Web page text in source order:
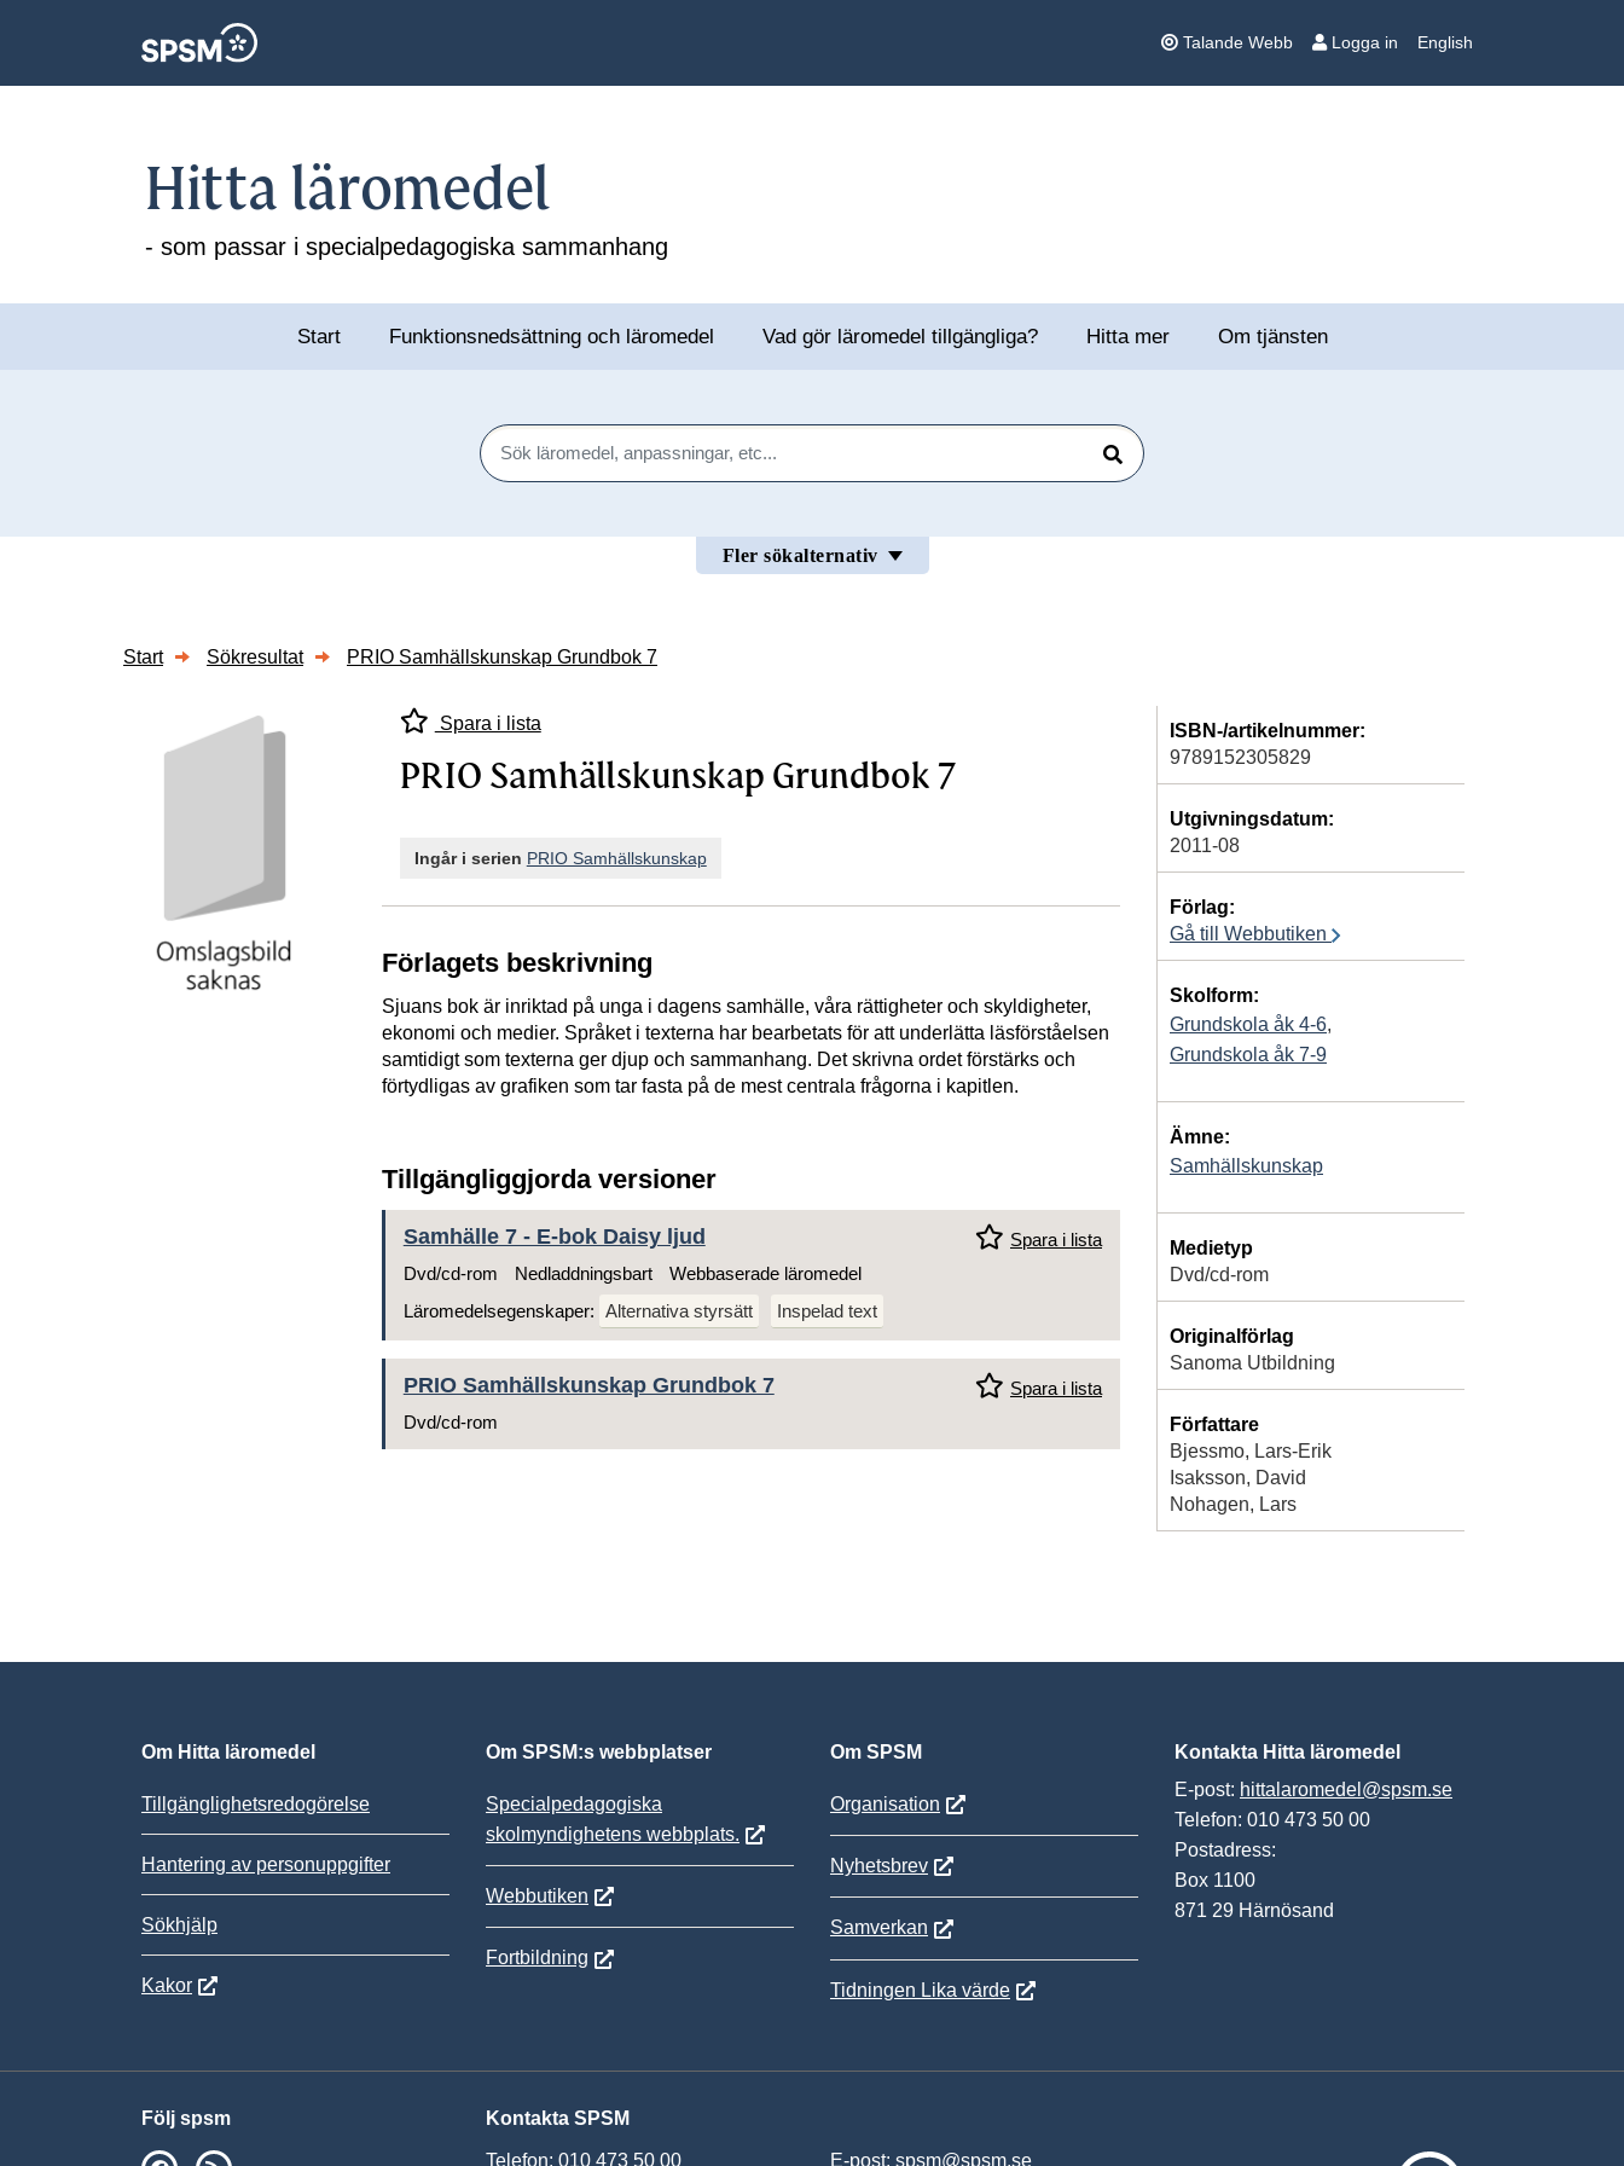
Talande Webb Logga in English
Hitta läromedel
- som passar i specialpedagogiska sammanhang
Start Funktionsnedsättning och läromedel Vad gör läromedel tillgängliga? Hitta mer Om tjänsten
Sök
Sök
Fler sökalternativ
Start Sökresultat PRIO Samhällskunskap Grundbok 7
Spara i lista
PRIO Samhällskunskap Grundbok 7
Ingår i serien PRIO Samhällskunskap
Förlagets beskrivning
Sjuans bok är inriktad på unga i dagens samhälle, våra rättigheter och skyldigheter,
ekonomi och medier. Språket i texterna har bearbetats för att underlätta läsförståelsen
samtidigt som texterna ger djup och sammanhang. Det skrivna ordet förstärks och
förtydligas av grafiken som tar fasta på de mest centrala frågorna i kapitlen.
Tillgängliggjorda versioner
Samhälle 7 - E-bok Daisy ljud
Spara i lista
Dvd/cd-rom
Nedladdningsbart
Webbaserade läromedel
Läromedelsegenskaper: Alternativa styrsätt Inspelad text
PRIO Samhällskunskap Grundbok 7
Spara i lista
Dvd/cd-rom
ISBN-/artikelnummer:
9789152305829
Utgivningsdatum:
2011-08
Förlag:
Gå till Webbutiken
Skolform:
Grundskola åk 4-6,
Grundskola åk 7-9
Ämne:
Samhällskunskap
Medietyp
Dvd/cd-rom
Originalförlag
Sanoma Utbildning
Författare
Bjessmo, Lars-Erik
Isaksson, David
Nohagen, Lars
Om Hitta läromedel
Tillgänglighetsredogörelse
Hantering av personuppgifter
Sökhjälp
Kakor
Om SPSM:s webbplatser
Specialpedagogiska
skolmyndighetens webbplats.
Webbutiken
Fortbildning
Om SPSM
Organisation
Nyhetsbrev
Samverkan
Tidningen Lika värde
Kontakta Hitta läromedel
E-post: hittalaromedel@spsm.se
Telefon: 010 473 50 00
Postadress:
Box 1100
871 29 Härnösand
Följ spsm Kontakta SPSM
Telefon: 010 473 50 00 E-post: spsm@spsm.se